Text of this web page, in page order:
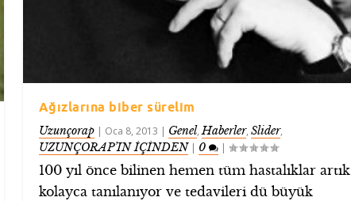
Ağızlarına biber sürelim
Uzunçorap| Oca 8, 2013 | Genel,Haberler, Slider,
UZUNÇORAP’IN İÇİNDEN| 0 |
100 yıl önce bilinen hemen tüm hastalıklar artık
kolayca tanılanıyor ve tedavileri dü büyük